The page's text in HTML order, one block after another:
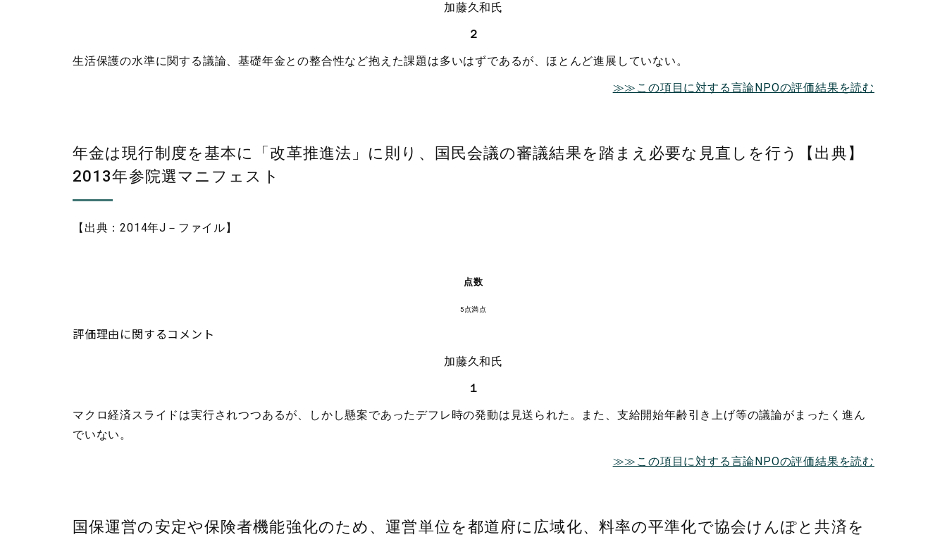
加藤久和氏
２
生活保護の水準に関する議論、基礎年金との整合性など抱えた課題は多いはずであるが、ほとんど進展していない。
≫≫この項目に対する言論NPOの評価結果を読む
年金は現行制度を基本に「改革推進法」に則り、国民会議の審議結果を踏まえ必要な見直しを行う【出典】
2013年参院選マニフェスト
【出典：2014年J－ファイル】
点数
5点満点
評価理由に関するコメント
加藤久和氏
１
マクロ経済スライドは実行されつつあるが、しかし懸案であったデフレ時の発動は見送られた。また、支給開始年齢引き上げ等の議論がまったく進ん
でいない。
≫≫この項目に対する言論NPOの評価結果を読む
国保運営の安定や保険者機能強化のため、運営単位を都道府に広域化、料率の平準化で協会けんぽと共済を